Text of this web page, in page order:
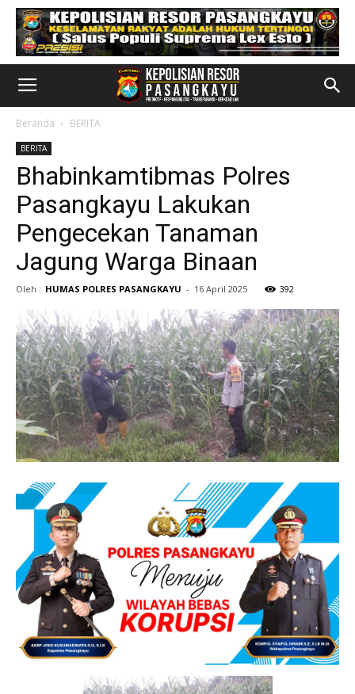
Beranda BERITA
BERITA
Bhabinkamtibmas Polres
Pasangkayu Lakukan
Pengecekan Tanaman
Jagung Warga Binaan
Oleh : HUMAS POLRES PASANGKAYU - 16 April 2025 392